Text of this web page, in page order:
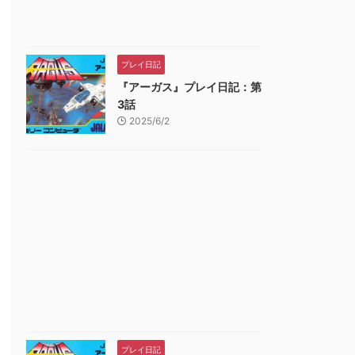
プレイ日記
『アーガス』プレイ日記：第
3話
2025/6/2
プレイ日記